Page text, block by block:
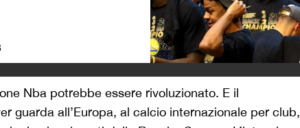
Nba potrebbe essere rivoluzionato. E il
guarda all’Europa, al calcio internazionale per club,